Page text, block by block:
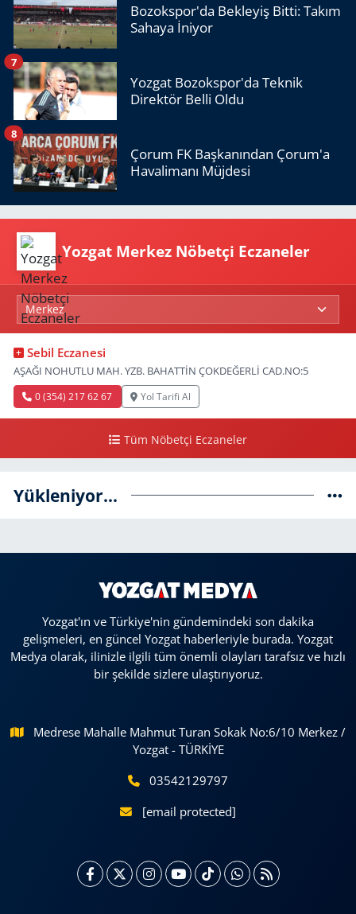
Bozokspor'da Bekleyiş Bitti: Takım
Sahaya İniyor
Yozgat Bozokspor'da Teknik
Direktör Belli Oldu
7
Çorum FK Başkanından Çorum'a
Havalimanı Müjdesi
8
Yozgat Merkez Nöbetçi Eczaneler
Sebil Eczanesi
AŞAĞI NOHUTLU MAH. YZB. BAHATTİN ÇOKDEĞERLİ CAD.NO:5
0 (354) 217 62 67 Yol Tarifi Al
Tüm Nöbetçi Eczaneler
Yükleniyor...
Yozgat'ın ve Türkiye'nin gündemindeki son dakika
gelişmeleri, en güncel Yozgat haberleriyle burada. Yozgat
Medya olarak, ilinizle ilgili tüm önemli olayları tarafsız ve hızlı
bir şekilde sizlere ulaştırıyoruz.
Medrese Mahalle Mahmut Turan Sokak No:6/10 Merkez /
Yozgat - TÜRKİYE
03542129797
[email protected]